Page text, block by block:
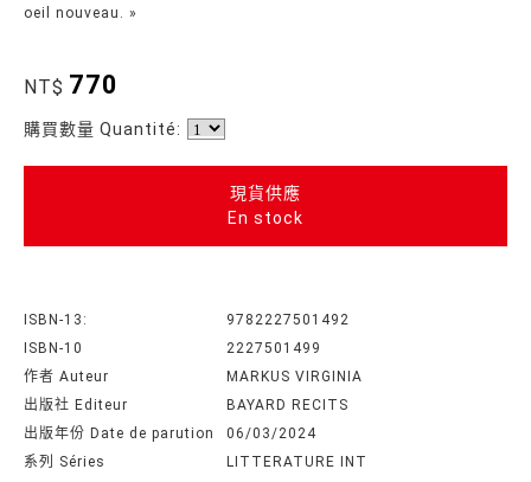
oeil nouveau. »
NT$ 770
購買數量 Quantité:
現貨供應
En stock
ISBN-13:
9782227501492
ISBN-10
2227501499
作者 Auteur
MARKUS VIRGINIA
出版社 Editeur
BAYARD RECITS
出版年份 Date de parution
06/03/2024
系列 Séries
LITTERATURE INT